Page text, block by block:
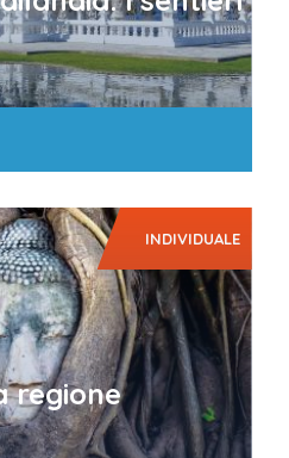
INDIVIDUALE
regione